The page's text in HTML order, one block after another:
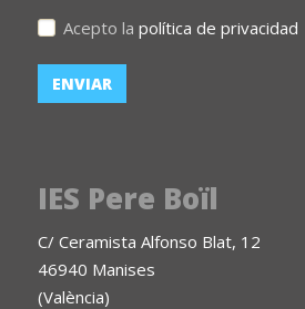
Acepto la política de privacidad
IES Pere Boïl
C/ Ceramista Alfonso Blat, 12
46940 Manises
(València)